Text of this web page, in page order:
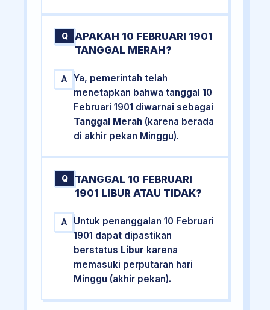
Q
APAKAH 10 FEBRUARI 1901
TANGGAL MERAH?
A
Ya, pemerintah telah
menetapkan bahwa tanggal 10
Februari 1901 diwarnai sebagai
Tanggal Merah (karena berada
di akhir pekan Minggu).
Q
TANGGAL 10 FEBRUARI
1901 LIBUR ATAU TIDAK?
A
Untuk penanggalan 10 Februari
1901 dapat dipastikan
berstatus Libur karena
memasuki perputaran hari
Minggu (akhir pekan).